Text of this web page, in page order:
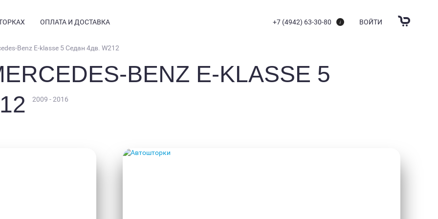
ВОПРОСЫ
ОПЛАТА И ДОСТАВКА +7 (4942) 63-30-80 ВОЙТИ
Benz E-klasse 5 Седан 4дв. W212
BENZ E-KLASSE 5
2009 - 2016